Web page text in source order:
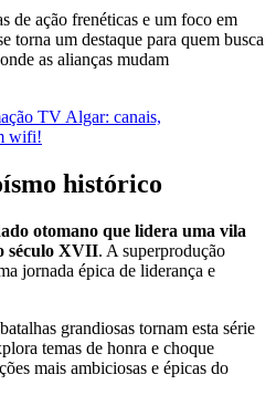
de ação frenéticas e um foco em
torna um destaque para quem busca
as alianças mudam
TV Algar: canais,
wifi!
histórico
otomano que lidera uma vila
século XVII. A superprodução
jornada épica de liderança e
grandiosas tornam esta série
temas de honra e choque
mais ambiciosas e épicas do